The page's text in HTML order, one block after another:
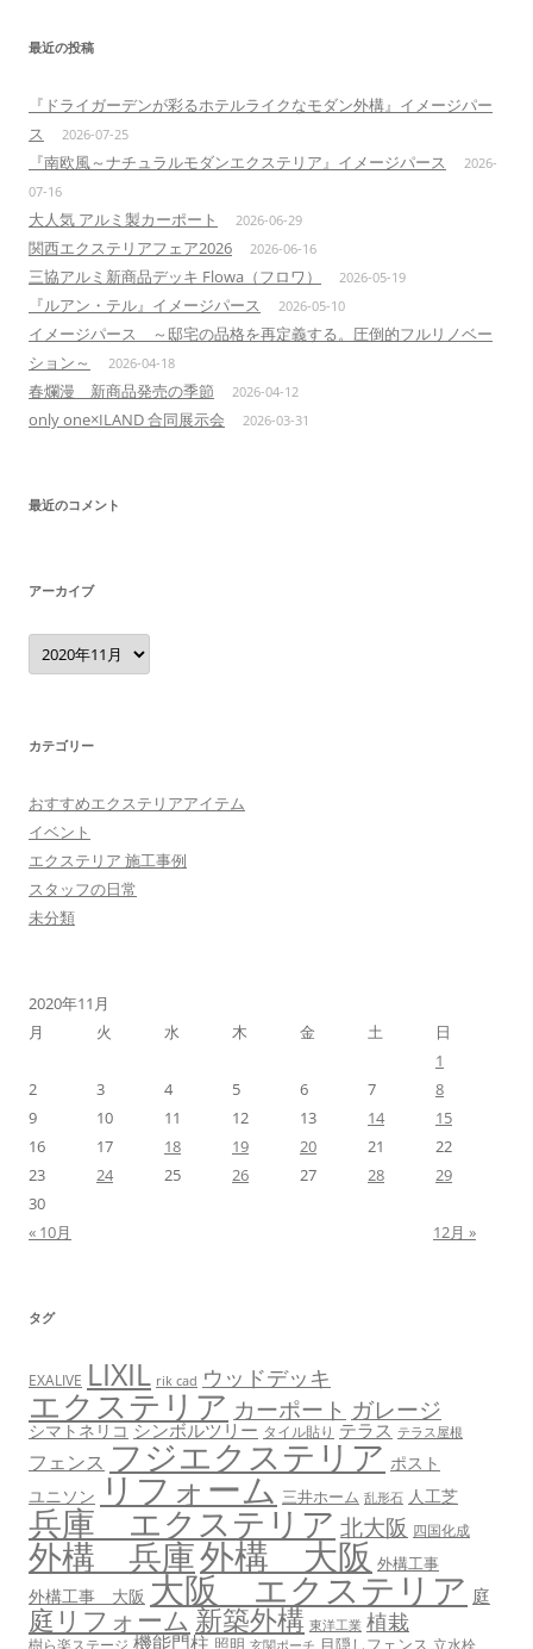
最近の投稿
『ドライガーデンが彩るホテルライクなモダン外構』イメージパー
ス
2026-07-25
『南欧風～ナチュラルモダンエクステリア』イメージパース
2026-
07-16
大人気 アルミ製カーポート 2026-06-29
関西エクステリアフェア2026 2026-06-16
三協アルミ新商品デッキ Flowa（フロワ） 2026-05-19
『ルアン・テル』イメージパース 2026-05-10
イメージパース ～邸宅の品格を再定義する。圧倒的フルリノベー
ション～
2026-04-18
春爛漫 新商品発売の季節 2026-04-12
only one×ILAND 合同展示会 2026-03-31
最近のコメント
アーカイブ
ア
ー
カ
カテゴリー
おすすめエクステリアアイテム
イベント
エクステリア 施工事例
スタッフの日常
未分類
2020年11月
月
火 水 木 金 土
日
1
2
3 4 5 6 7
8
9
10 11 12 13 14
15
16
17 18 19 20 21
22
23
24 25 26 27 28
29
30
« 10月
12月 »
タグ
EXALIVE LIXIL rik cad ウッドデッキ
エクステリア カーポート ガレージ
シマトネリコ シンボルツリー タイル貼り テラス テラス屋根
フェンス フジエクステリア ポスト
ユニソン リフォーム 三井ホーム 乱形石 人工芝
兵庫 エクステリア 北大阪 四国化成
外構 兵庫外構 大阪 外構工事
外構工事 大阪 大阪 エクステリア 庭
庭リフォーム 新築外構 東洋工業 植栽
樹ら楽ステージ 機能門柱 照明 玄関ポーチ 目隠しフェンス 立水栓